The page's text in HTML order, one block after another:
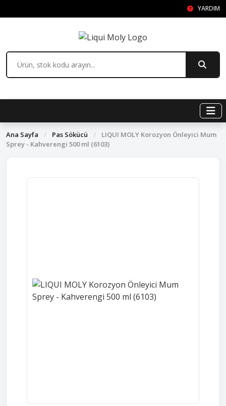
YARDIM
Ana Sayfa / Pas Sökücü /
LIQUI MOLY Korozyon Önleyici Mum
Sprey - Kahverengi 500 ml (6103)